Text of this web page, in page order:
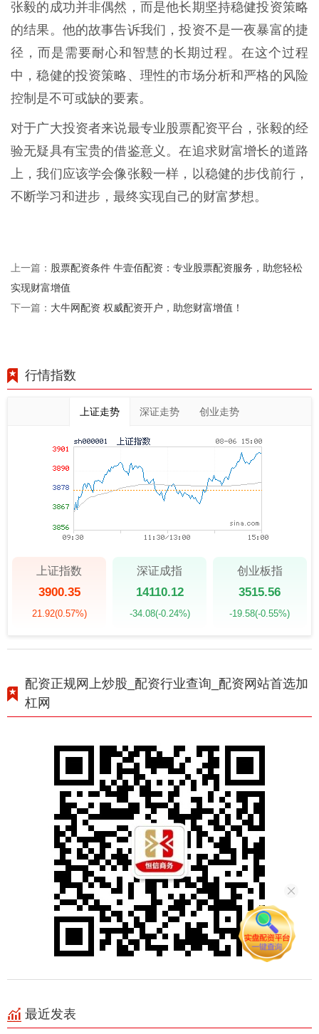
张毅的成功并非偶然，而是他长期坚持稳健投资策略
的结果。他的故事告诉我们，投资不是一夜暴富的捷
径，而是需要耐心和智慧的长期过程。在这个过程
中，稳健的投资策略、理性的市场分析和严格的风险
控制是不可或缺的要素。
对于广大投资者来说最专业股票配资平台，张毅的经
验无疑具有宝贵的借鉴意义。在追求财富增长的道路
上，我们应该学会像张毅一样，以稳健的步伐前行，
不断学习和进步，最终实现自己的财富梦想。
上一篇： 股票配资条件 牛壹佰配资：专业股票配资服务，助您轻松
实现财富增值
下一篇： 大牛网配资 权威配资开户，助您财富增值！
行情指数
上证走势 深证走势 创业走势
上证指数
3900.35
21.92(0.57%)
深证成指
14110.12
-34.08(-0.24%)
创业板指
3515.56
-19.58(-0.55%)
配资正规网上炒股_配资行业查询_配资网站首选加
杠网
最近发表